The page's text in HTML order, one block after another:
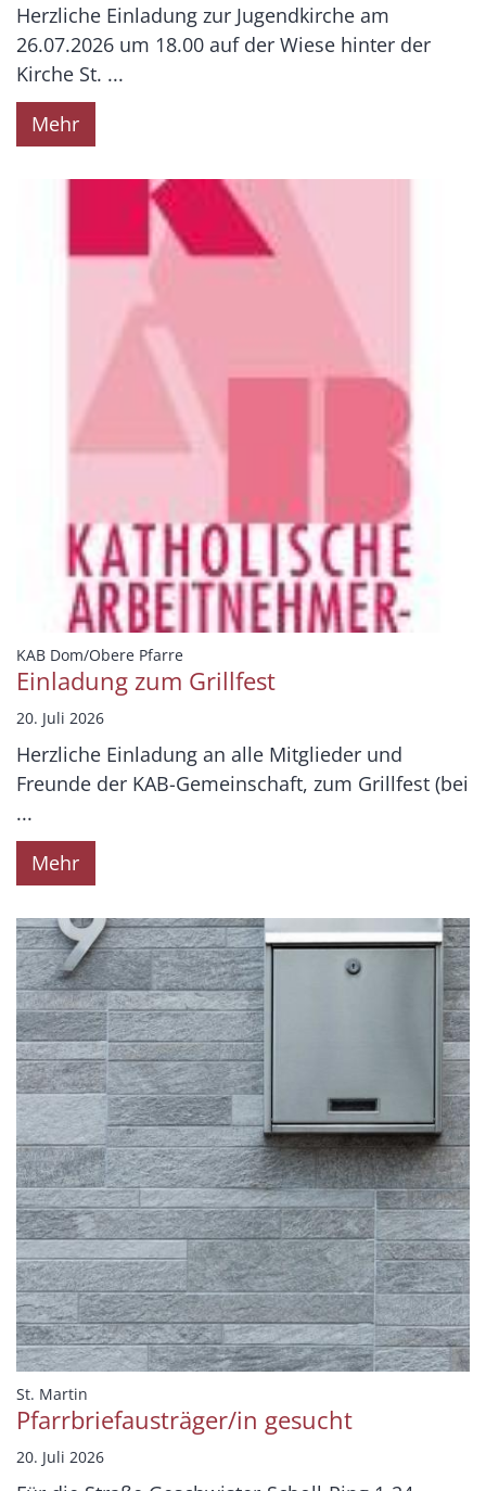
Herzliche Einladung zur Jugendkirche am
26.07.2026 um 18.00 auf der Wiese hinter der
Kirche St. ...
Mehr
KAB Dom/Obere Pfarre:
Einladung zum Grillfest
20. Juli 2026
Herzliche Einladung an alle Mitglieder und
Freunde der KAB-Gemeinschaft, zum Grillfest (bei
...
Mehr
St. Martin
Pfarrbriefausträger/in gesucht
20. Juli 2026